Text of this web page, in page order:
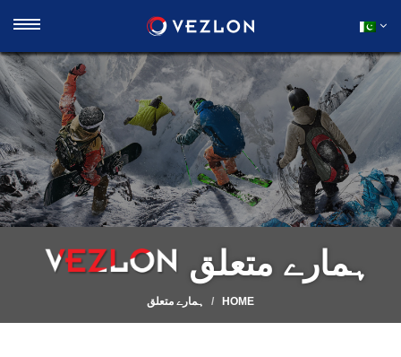
ہمارے متعلق
HOME ہمارے متعلق